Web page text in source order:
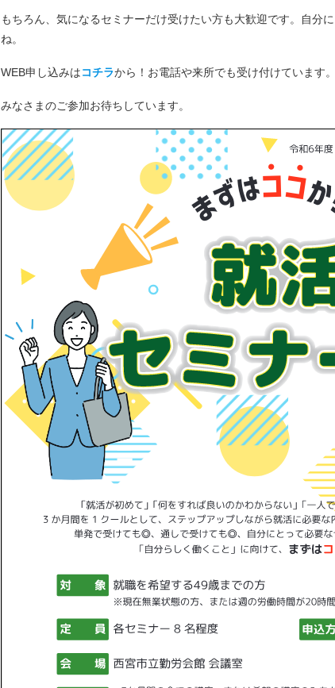
もちろん、気になるセミナーだけ受けたい方も大歓迎です。自分
ね。
WEB申し込みはコチラから！お電話や来所でも受け付けています。
みなさまのご参加お待ちしています。